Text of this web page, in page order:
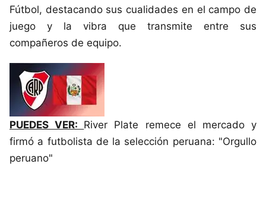
Fútbol, destacando sus cualidades en el campo de
juego y la vibra que transmite entre sus
compañeros de equipo.
PUEDES VER: River Plate remece el mercado y
firmó a futbolista de la selección peruana: "Orgullo
peruano"